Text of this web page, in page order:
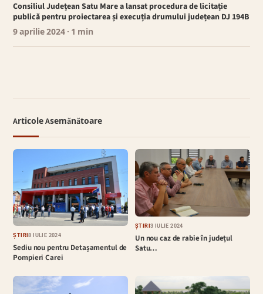
Consiliul Județean Satu Mare a lansat procedura de licitație
publică pentru proiectarea și execuția drumului județean DJ 194B
9 aprilie 2024 · 1 min
Articole Asemănătoare
ȘTIRI8 IULIE 2024
Sediu nou pentru Detașamentul de
Pompieri Carei
ȘTIRI3 IULIE 2024
Un nou caz de rabie în județul
Satu…